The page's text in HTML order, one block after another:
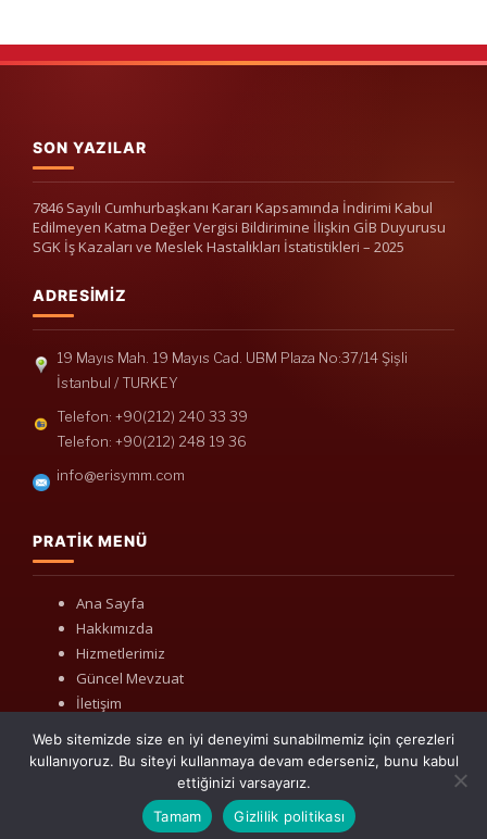
SON YAZILAR
7846 Sayılı Cumhurbaşkanı Kararı Kapsamında İndirimi Kabul
Edilmeyen Katma Değer Vergisi Bildirimine İlişkin GİB Duyurusu
SGK İş Kazaları ve Meslek Hastalıkları İstatistikleri – 2025
ADRESIMIZ
19 Mayıs Mah. 19 Mayıs Cad. UBM Plaza No:37/14 Şişli
İstanbul / TURKEY
Telefon: +90(212) 240 33 39
Telefon: +90(212) 248 19 36
info@erisymm.com
PRATIK MENÜ
Ana Sayfa
Hakkımızda
Hizmetlerimiz
Güncel Mevzuat
İletişim
Mevzuat: Alomaliye.com |ABACIPARKWeb Hosting
Web sitemizde size en iyi deneyimi sunabilmemiz için çerezleri
kullanıyoruz. Bu siteyi kullanmaya devam ederseniz, bunu kabul
ettiğinizi varsayarız.
Tamam
Gizlilik politikası